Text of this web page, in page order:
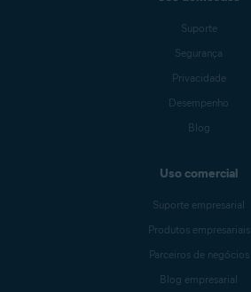
Suporte
Segurança
Privacidade
Desempenho
Blog
Uso comercial
Suporte empresarial
Produtos empresariais
Parceiros de negócios
Blog empresarial